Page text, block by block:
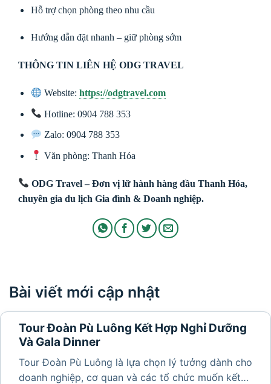
Hỗ trợ chọn phòng theo nhu cầu
Hướng dẫn đặt nhanh – giữ phòng sớm
THÔNG TIN LIÊN HỆ ODG TRAVEL
Website:https://odgtravel.com
Hotline: 0904 788 353
Zalo: 0904 788 353
Văn phòng: Thanh Hóa
ODG Travel – Đơn vị lữ hành hàng đầu Thanh Hóa,
chuyên gia du lịch Gia đình & Doanh nghiệp.
Bài viết mới cập nhật
Tour Đoàn Pù Luông Kết Hợp Nghỉ Dưỡng
Và Gala Dinner
Tour Đoàn Pù Luông là lựa chọn lý tưởng dành cho
doanh nghiệp, cơ quan và các tổ chức muốn kết